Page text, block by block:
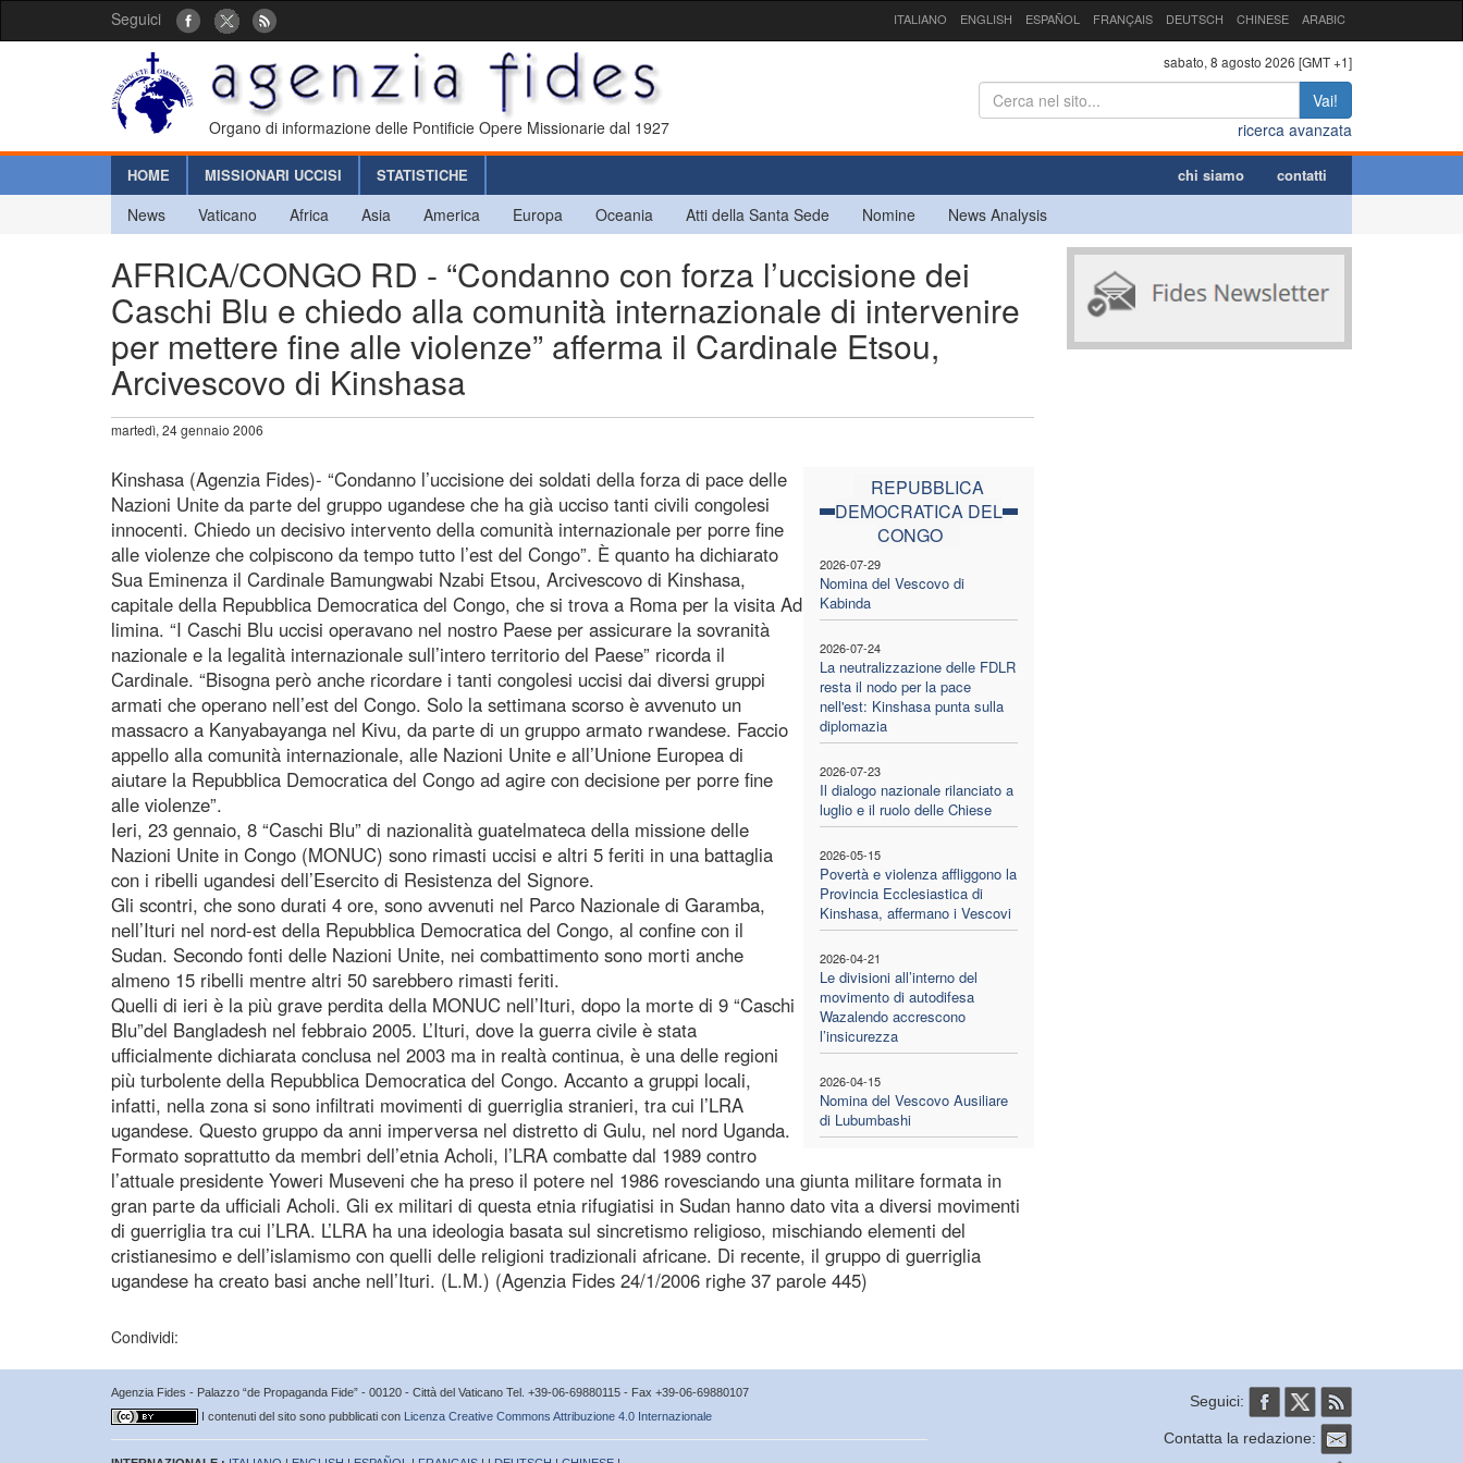
Seguici ITALIANO ENGLISH ESPAÑOL FRANÇAIS DEUTSCH CHINESE ARABIC
Organo di informazione delle Pontificie Opere Missionarie dal 1927
sabato, 8 agosto 2026 [GMT +1]
Vai!
ricerca avanzata
HOME MISSIONARI UCCISI STATISTICHE chi siamo contatti
News Vaticano Africa Asia America Europa Oceania Atti della Santa Sede Nomine News Analysis
AFRICA/CONGO RD - “Condanno con forza l’uccisione dei
Caschi Blu e chiedo alla comunità internazionale di intervenire
per mettere fine alle violenze” afferma il Cardinale Etsou,
Arcivescovo di Kinshasa
martedì, 24 gennaio 2006
REPUBBLICA
DEMOCRATICA DEL
CONGO
2026-07-29
Nomina del Vescovo di
Kabinda
2026-07-24
La neutralizzazione delle FDLR
resta il nodo per la pace
nell'est: Kinshasa punta sulla
diplomazia
2026-07-23
Il dialogo nazionale rilanciato a
luglio e il ruolo delle Chiese
2026-05-15
Povertà e violenza affliggono la
Provincia Ecclesiastica di
Kinshasa, affermano i Vescovi
2026-04-21
Le divisioni all’interno del
movimento di autodifesa
Wazalendo accrescono
l’insicurezza
2026-04-15
Nomina del Vescovo Ausiliare
di Lubumbashi
Kinshasa (Agenzia Fides)- “Condanno l’uccisione dei soldati della forza di pace delle
Nazioni Unite da parte del gruppo ugandese che ha già ucciso tanti civili congolesi
innocenti. Chiedo un decisivo intervento della comunità internazionale per porre fine
alle violenze che colpiscono da tempo tutto l’est del Congo”. È quanto ha dichiarato
Sua Eminenza il Cardinale Bamungwabi Nzabi Etsou, Arcivescovo di Kinshasa,
capitale della Repubblica Democratica del Congo, che si trova a Roma per la visita Ad
limina. “I Caschi Blu uccisi operavano nel nostro Paese per assicurare la sovranità
nazionale e la legalità internazionale sull’intero territorio del Paese” ricorda il
Cardinale. “Bisogna però anche ricordare i tanti congolesi uccisi dai diversi gruppi
armati che operano nell’est del Congo. Solo la settimana scorso è avvenuto un
massacro a Kanyabayanga nel Kivu, da parte di un gruppo armato rwandese. Faccio
appello alla comunità internazionale, alle Nazioni Unite e all’Unione Europea di
aiutare la Repubblica Democratica del Congo ad agire con decisione per porre fine
alle violenze”.
Ieri, 23 gennaio, 8 “Caschi Blu” di nazionalità guatelmateca della missione delle
Nazioni Unite in Congo (MONUC) sono rimasti uccisi e altri 5 feriti in una battaglia
con i ribelli ugandesi dell’Esercito di Resistenza del Signore.
Gli scontri, che sono durati 4 ore, sono avvenuti nel Parco Nazionale di Garamba,
nell’Ituri nel nord-est della Repubblica Democratica del Congo, al confine con il
Sudan. Secondo fonti delle Nazioni Unite, nei combattimento sono morti anche
almeno 15 ribelli mentre altri 50 sarebbero rimasti feriti.
Quelli di ieri è la più grave perdita della MONUC nell’Ituri, dopo la morte di 9 “Caschi
Blu”del Bangladesh nel febbraio 2005. L’Ituri, dove la guerra civile è stata
ufficialmente dichiarata conclusa nel 2003 ma in realtà continua, è una delle regioni
più turbolente della Repubblica Democratica del Congo. Accanto a gruppi locali,
infatti, nella zona si sono infiltrati movimenti di guerriglia stranieri, tra cui l’LRA
ugandese. Questo gruppo da anni imperversa nel distretto di Gulu, nel nord Uganda.
Formato soprattutto da membri dell’etnia Acholi, l’LRA combatte dal 1989 contro
l’attuale presidente Yoweri Museveni che ha preso il potere nel 1986 rovesciando una giunta militare formata in
gran parte da ufficiali Acholi. Gli ex militari di questa etnia rifugiatisi in Sudan hanno dato vita a diversi movimenti
di guerriglia tra cui l’LRA. L’LRA ha una ideologia basata sul sincretismo religioso, mischiando elementi del
cristianesimo e dell’islamismo con quelli delle religioni tradizionali africane. Di recente, il gruppo di guerriglia
ugandese ha creato basi anche nell’Ituri. (L.M.) (Agenzia Fides 24/1/2006 righe 37 parole 445)
Condividi:
Agenzia Fides - Palazzo “de Propaganda Fide” - 00120 - Città del Vaticano Tel. +39-06-69880115 - Fax +39-06-69880107
I contenuti del sito sono pubblicati con Licenza Creative Commons Attribuzione 4.0 Internazionale
Seguici:
Contatta la redazione: